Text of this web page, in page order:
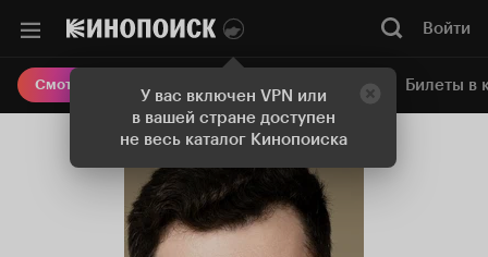
У вас включен VPN или
в вашей стране доступен
не весь каталог Кинопоиска
Войти
Смотреть кино Онлайн-кинотеатр Билеты в